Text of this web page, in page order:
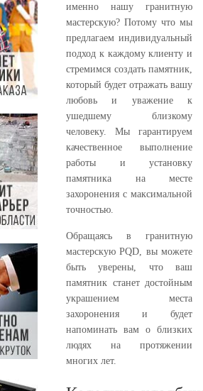
именно нашу гранитную
мастерскую? Потому что мы
предлагаем индивидуальный
подход к каждому клиенту и
стремимся создать памятник,
который будет отражать вашу
любовь и уважение к
ушедшему близкому
человеку. Мы гарантируем
качественное выполнение
работы и установку
памятника на месте
захоронения с максимальной
точностью.
Обращаясь в гранитную
мастерскую PQD, вы можете
быть уверены, что ваш
памятник станет достойным
украшением места
захоронения и будет
напоминать вам о близких
людях на протяжении
многих лет.